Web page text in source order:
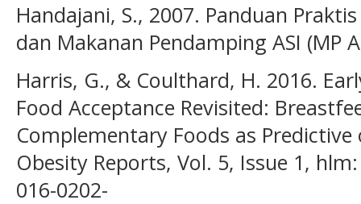
Handajani, S., 2007. Panduan
dan Makanan Pendamping ASI (MP
Harris, G., & Coulthard, H. 2016.
Food Acceptance Revisited:
Complementary Foods as
Obesity Reports, Vol. 5, Issue 1,
016-0202-